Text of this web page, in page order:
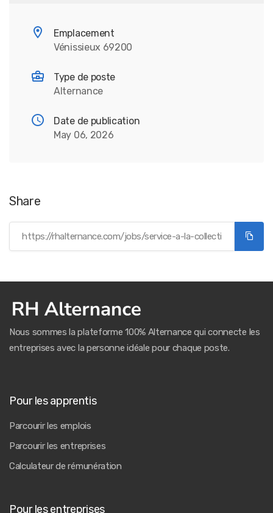
Emplacement
Vénissieux 69200
Type de poste
Alternance
Date de publication
May 06, 2026
Share
Nous sommes la plateforme 100% Alternance qui connecte les
entreprises avec la personne idéale pour chaque poste.
Pour les apprentis
Parcourir les emplois
Parcourir les entreprises
Calculateur de rémunération
Pour les entreprises